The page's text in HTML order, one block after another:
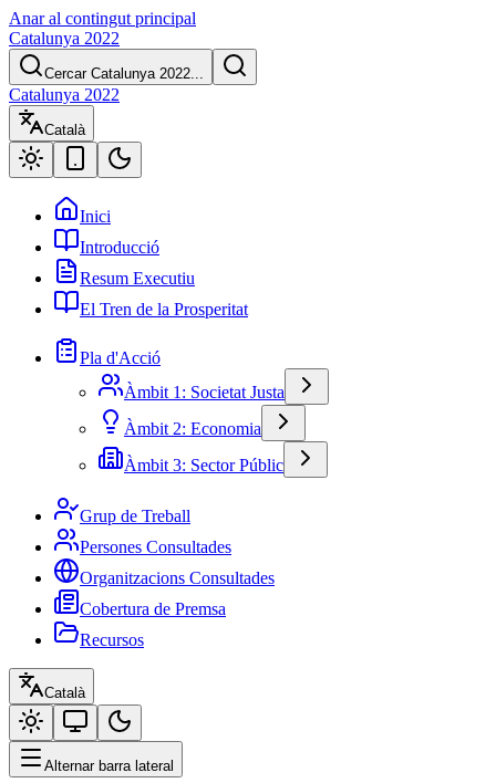
Anar al contingut principal
Catalunya 2022
Cercar Catalunya 2022...
Catalunya 2022
Català
Inici
Introducció
Resum Executiu
El Tren de la Prosperitat
Pla d'Acció
Àmbit 1: Societat Justa
Àmbit 2: Economia
Àmbit 3: Sector Públic
Grup de Treball
Persones Consultades
Organitzacions Consultades
Cobertura de Premsa
Recursos
Català
Alternar barra lateral